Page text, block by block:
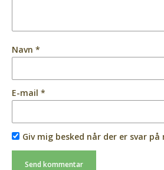
Navn *
E-mail *
Giv mig besked når der er svar